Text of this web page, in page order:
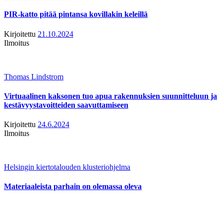
PIR-katto pitää pintansa kovillakin keleillä
Kirjoitettu 21.10.2024
Ilmoitus
Thomas Lindstrom
Virtuaalinen kaksonen tuo apua rakennuksien suunnitteluun ja
kestävyystavoitteiden saavuttamiseen
Kirjoitettu 24.6.2024
Ilmoitus
Helsingin kiertotalouden klusteriohjelma
Materiaaleista parhain on olemassa oleva